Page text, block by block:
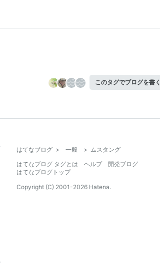
このタグでブログを書く
はてなブログ > 一般 > ムスタング
はてなブログ タグとは
ヘルプ
開発ブログ
はてなブログトップ
Copyright (C) 2001-2026 Hatena.